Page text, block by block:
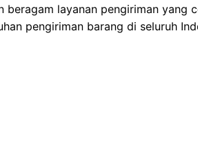
beragam layanan pengiriman yang
pengiriman barang di seluruh